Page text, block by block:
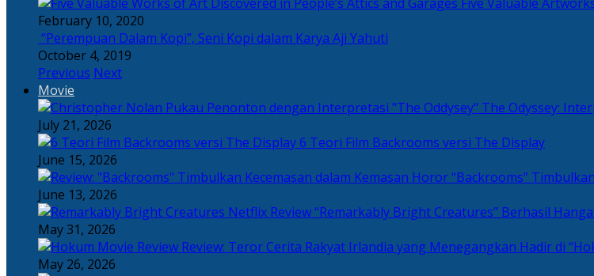
February 10, 2020
“Perempuan Dalam Kopi”, Seni Kopi dalam Karya Aji Yahuti
October 4, 2019
Previous Next
Movie
The Odyssey:
July 21, 2026
6 Teori Film Backrooms versi The Display
June 15, 2026
“Backrooms”
June 13, 2026
“Remarkably Bright Creatures” Berhasil
May 31, 2026
Review: Teror Cerita Rakyat Irlandia yang Menegangkan Hadir di
May 26, 2026